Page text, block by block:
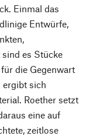
Einmal das
Entwürfe,
es Stücke
die Gegenwart
ergibt sich
Roether setzt
eine auf
zeitlose